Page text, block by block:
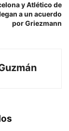
y Atlético de
a un acuerdo
por Griezmann